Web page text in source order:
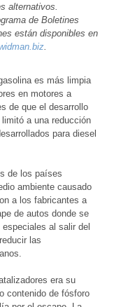
alternativos.
de Boletines
están disponibles en
es más limpia
en motores a
de que el desarrollo
a una reducción
para diesel
de los países
ambiente causado
a los fabricantes a
de autos donde se
al salir del
las
era su
contenido de fósforo